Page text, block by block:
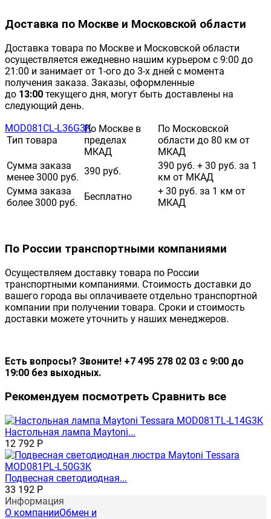
Доставка по Москве и Московской области
Доставка товара по Москве и Московской области
осуществляется ежедневно нашим курьером с 9:00 до
21:00 и занимает от 1-ого до 3-х дней с момента
получения заказа. Заказы, оформленные
до 13:00 текущего дня, могут быть доставлены на
следующий день.
Тип товара
По Москве в
пределах
МКАД
По Московской
области до 80 км от
МКАД
Сумма заказа
менее 3000 руб.
390 руб.
390 руб. + 30 руб. за 1
км от МКАД
Сумма заказа
более 3000 руб.
Бесплатно
+ 30 руб. за 1 км от
МКАД
По России транспортными компаниями
Осуществляем доставку товара по России
транспортными компаниями. Стоимость доставки до
вашего города вы оплачиваете отдельно транспортной
компании при получении товара. Сроки и стоимость
доставки можете уточнить у наших менеджеров.
Есть вопросы? Звоните! +7 495 278 02 03 с 9:00 до
19:00 без выходных.
Рекомендуем посмотреть Сравнить все
Настольная лампа Maytoni...
12 792 Р
Подвесная светодиодная...
33 192 Р
Информация
О компанииОбмен и